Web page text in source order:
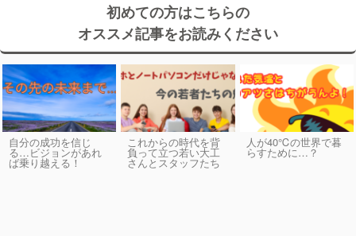
初めての方はこちらの
オススメ記事をお読みください
自分の成功を信じ
る…ビジョンがあれ
ば乗り越える！
これからの時代を背
負って立つ若い大工
さんとスタッフたち
人が40℃の世界で暮
らすために…？